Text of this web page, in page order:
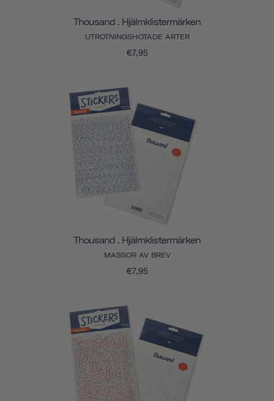
Thousand . Hjälmklistermärken
UTROTNINGSHOTADE ARTER
€7,95
Thousand . Hjälmklistermärken
MASSOR AV BREV
€7,95